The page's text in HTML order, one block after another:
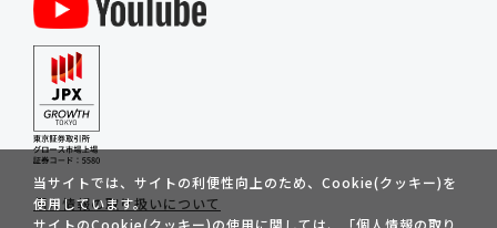
個人情報の取り扱いについて
当サイトでは、サイトの利便性向上のため、Cookie(クッキー)を
使用しています。
サイトのCookie(クッキー)の使用に関しては、「個人情報の取り